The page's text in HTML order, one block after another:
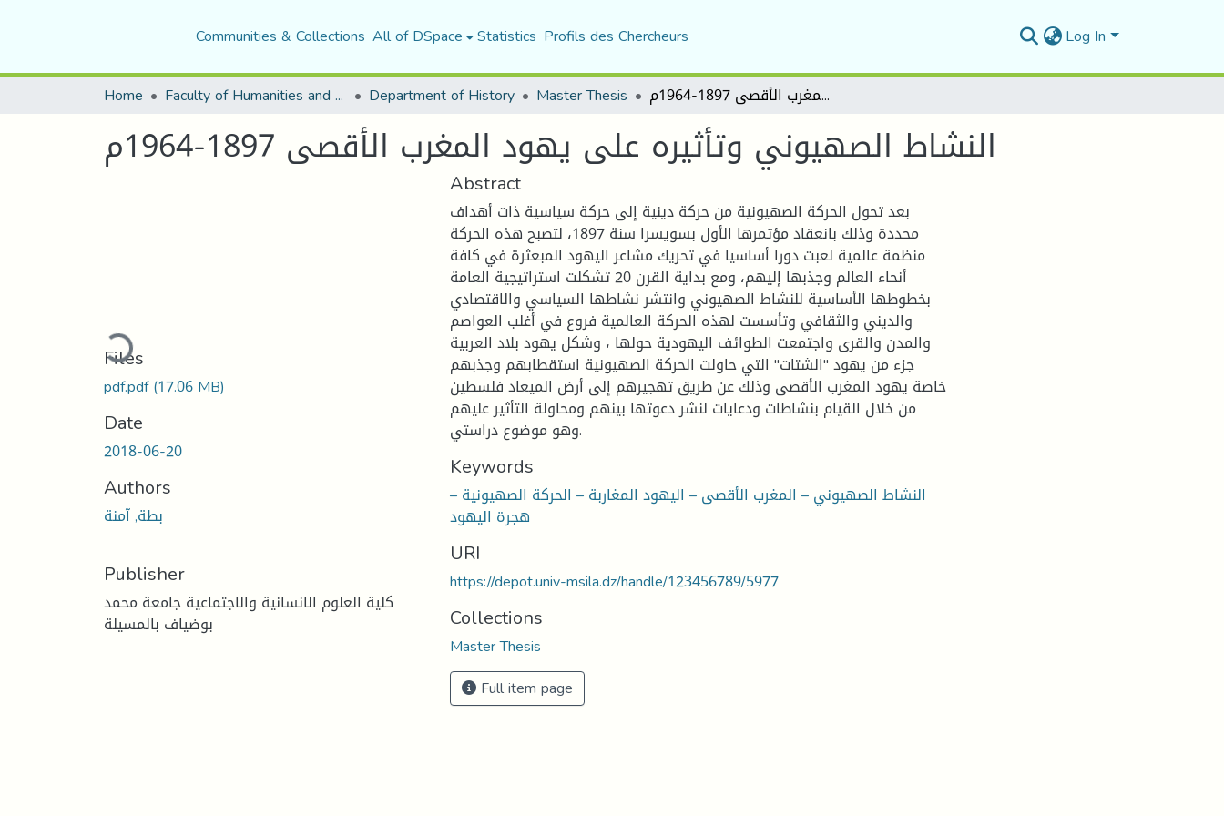
Communities & Collections All of DSpace Statistics Profils des Chercheurs Log In
Home Faculty of Humanities and Social Sciences Department of History Master Thesis النشاط الصهيوني وتأثيره على يهود المغرب الأقصى 1897-1964م
النشاط الصهيوني وتأثيره على يهود المغرب الأقصى 1897-1964م
Loading...
Files
pdf.pdf(17.06 MB)
Date
2018-06-20
Authors
بطة, آمنة
Publisher
كلية العلوم الانسانية والاجتماعية جامعة محمد
بوضياف بالمسيلة
Abstract
بعد تحول الحركة الصهيونية من حركة دينية إلى حركة سياسية ذات أهداف
محددة وذلك بانعقاد مؤتمرها الأول بسويسرا سنة 1897، لتصبح هذه الحركة
منظمة عالمية لعبت دورا أساسيا في تحريك مشاعر اليهود المبعثرة في كافة
أنحاء العالم وجذبها إليهم، ومع بداية القرن 20 تشكلت استراتيجية العامة
بخطوطها الأساسية للنشاط الصهيوني وانتشر نشاطها السياسي والاقتصادي
والديني والثقافي وتأسست لهذه الحركة العالمية فروع في أغلب العواصم
والمدن والقرى واجتمعت الطوائف اليهودية حولها ، وشكل يهود بلاد العربية
جزء من يهود "الشتات" التي حاولت الحركة الصهيونية استقطابهم وجذبهم
خاصة يهود المغرب الأقصى وذلك عن طريق تهجيرهم إلى أرض الميعاد فلسطين
من خلال القيام بنشاطات ودعايات لنشر دعوتها بينهم ومحاولة التأثير عليهم
وهو موضوع دراستي.
Keywords
النشاط الصهيوني – المغرب الأقصى – اليهود المغاربة – الحركة الصهيونية –
هجرة اليهود
URI
https://depot.univ-msila.dz/handle/123456789/5977
Collections
Master Thesis
Full item page